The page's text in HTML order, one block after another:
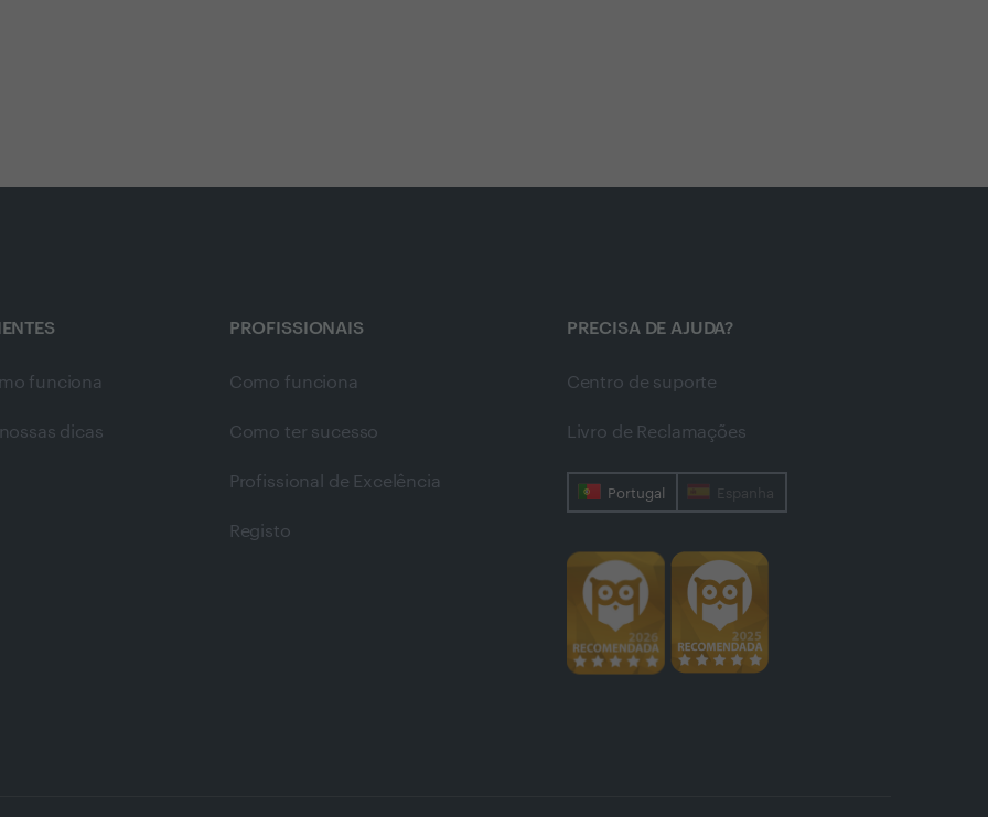
funciona
dicas
PROFISSIONAIS
Como funciona
Como ter sucesso
Profissional de Excelência
Registo
PRECISA DE AJUDA?
Centro de suporte
Livro de Reclamações
Portugal Espanha